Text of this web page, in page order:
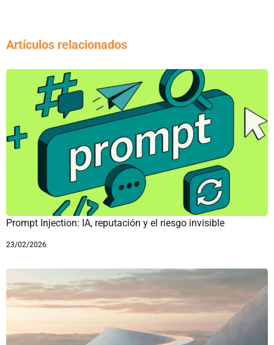
Artículos relacionados
Prompt Injection: IA, reputación y el riesgo invisible
23/02/2026